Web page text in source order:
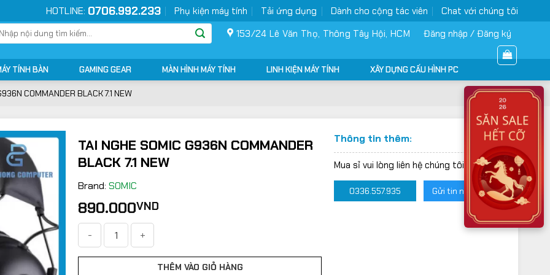
HOTLINE: 0706.992.233 Phụ kiện máy tính Tải ứng dụng Dành cho cộng tác viên Chat với chúng tôi
153/24 Lê Văn Thọ, Thông Tây Hội, HCM Đăng nhập / Đăng ký
TÍNH BÀN GAMING GEAR MÀN HÌNH MÁY TÍNH LINH KIỆN MÁY TÍNH XÂY DỰNG CẤU HÌNH PC
COMMANDER BLACK 7.1 NEW
TAI NGHE SOMIC G936N COMMANDER
BLACK 7.1 NEW
Brand: SOMIC
890.000VND
THÊM VÀO GIỎ HÀNG
Thông tin thêm:
Mua sỉ vui lòng liên hệ chúng tôi:
0336.557.935 Gửi tin nhắn Zalo